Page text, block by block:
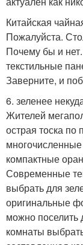
Китайская
Пожалуйста.
Почему бы и
текстильные
Заверните, и
6. зеленее
Жителей
острая тоска
компактные
Современные
выбрать для
оригинальные
можно
комнаты